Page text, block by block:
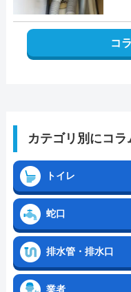
コ
カテゴリ別にコラ
トイレ
蛇口
排水管・排水口
業者